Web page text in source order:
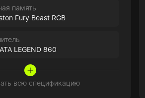
память
Fury Beast RGB
LEGEND 860
всю спецификацию